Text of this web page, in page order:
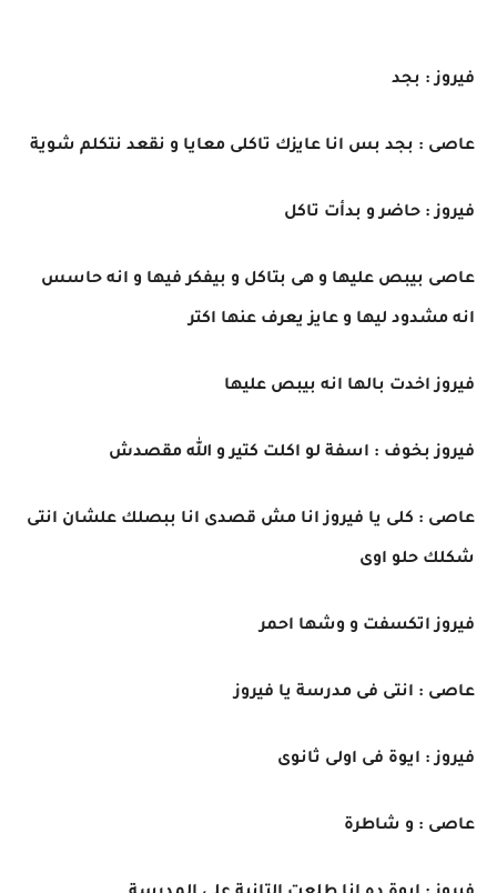
فيروز : بجد
عاصى : بجد بس انا عايزك تاكلى معايا و نقعد نتكلم شوية
فيروز : حاضر و بدأت تاكل
عاصى بيبص عليها و هى بتاكل و بيفكر فيها و انه حاسس
انه مشدود ليها و عايز يعرف عنها اكتر
فيروز اخدت بالها انه بيبص عليها
فيروز بخوف : اسفة لو اكلت كتير و الله مقصدش
عاصى : كلى يا فيروز انا مش قصدى انا ببصلك علشان انتى
شكلك حلو اوى
فيروز اتكسفت و وشها احمر
عاصى : انتى فى مدرسة يا فيروز
فيروز : ايوة فى اولى ثانوى
عاصى : و شاطرة